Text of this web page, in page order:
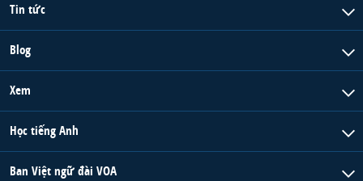
Tin tức
Blog
Xem
Học tiếng Anh
Ban Việt ngữ đài VOA